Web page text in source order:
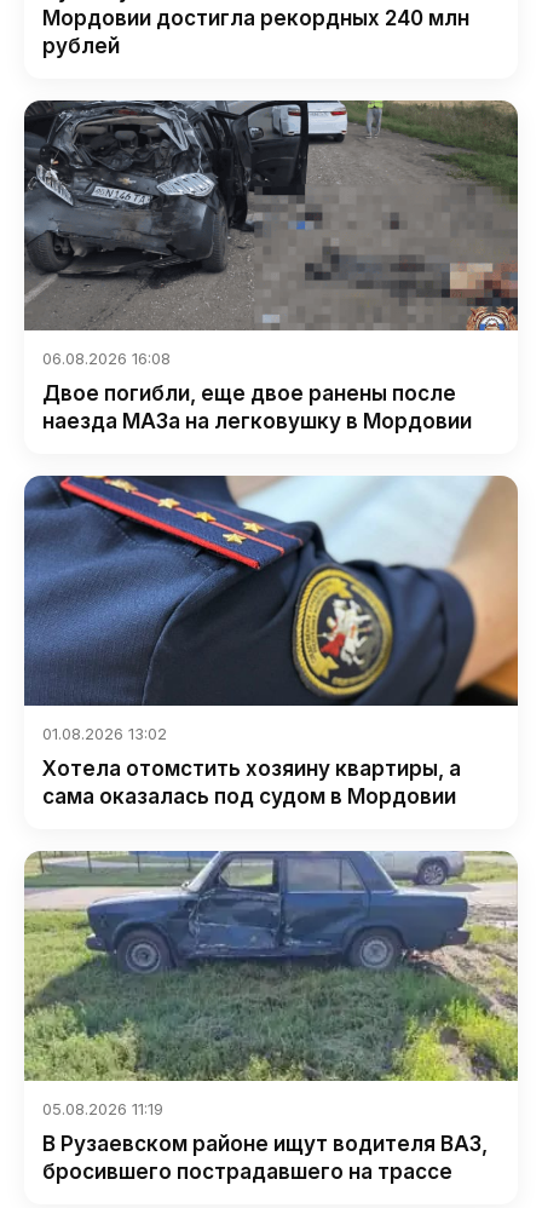
Мордовии достигла рекордных 240 млн
рублей
06.08.2026 16:08
Двое погибли, еще двое ранены после
наезда МАЗа на легковушку в Мордовии
01.08.2026 13:02
Хотела отомстить хозяину квартиры, а
сама оказалась под судом в Мордовии
05.08.2026 11:19
В Рузаевском районе ищут водителя ВАЗ,
бросившего пострадавшего на трассе